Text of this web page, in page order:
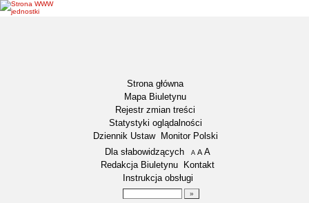
Strona główna
Mapa Biuletynu
Rejestr zmian treści
Statystyki oglądalności
Dziennik Ustaw
Monitor Polski
Menu dodatkowe
Dla słabowidzących A pomniejsz czcionkę
A standardowy rozmiar czcionki
A
Redakcja Biuletynu
Kontakt
Instrukcja obsługi